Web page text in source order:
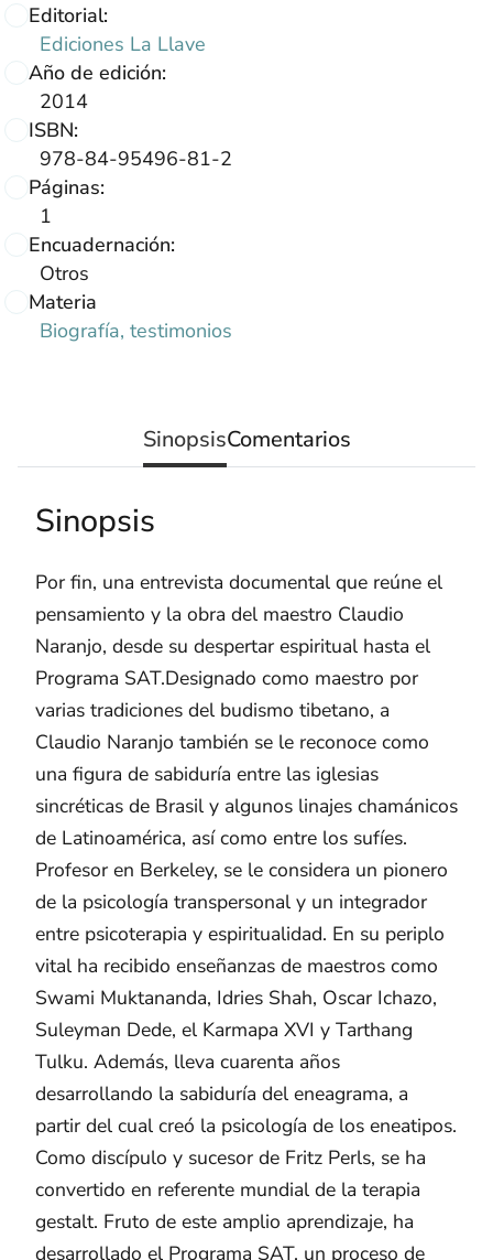
Editorial:
Ediciones La Llave
Año de edición:
2014
ISBN:
978-84-95496-81-2
Páginas:
1
Encuadernación:
Otros
Materia
Biografía, testimonios
SinopsisComentarios
Sinopsis
Por fin, una entrevista documental que reúne el
pensamiento y la obra del maestro Claudio
Naranjo, desde su despertar espiritual hasta el
Programa SAT.Designado como maestro por
varias tradiciones del budismo tibetano, a
Claudio Naranjo también se le reconoce como
una figura de sabiduría entre las iglesias
sincréticas de Brasil y algunos linajes chamánicos
de Latinoamérica, así como entre los sufíes.
Profesor en Berkeley, se le considera un pionero
de la psicología transpersonal y un integrador
entre psicoterapia y espiritualidad. En su periplo
vital ha recibido enseñanzas de maestros como
Swami Muktananda, Idries Shah, Oscar Ichazo,
Suleyman Dede, el Karmapa XVI y Tarthang
Tulku. Además, lleva cuarenta años
desarrollando la sabiduría del eneagrama, a
partir del cual creó la psicología de los eneatipos.
Como discípulo y sucesor de Fritz Perls, se ha
convertido en referente mundial de la terapia
gestalt. Fruto de este amplio aprendizaje, ha
desarrollado el Programa SAT, un proceso de